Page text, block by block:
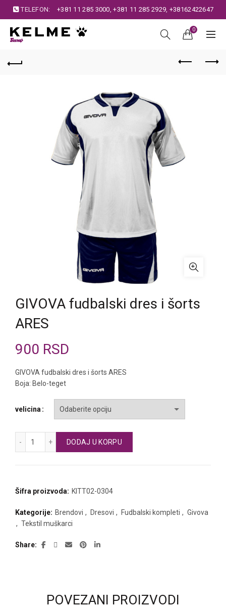
TELEFON: +381 11 285 3000,+381 11 285 2929, +38162422647
0
GIVOVA fudbalski dres i šorts
ARES
900 RSD
GIVOVA fudbalski dres i šorts ARES
Boja: Belo-teget
velicina
DODAJ U KORPU
Šifra proizvoda: KITT02-0304
Kategorije: Brendovi , Dresovi , Fudbalski kompleti , Givova
, Tekstil muškarci
Share
POVEZANI PROIZVODI